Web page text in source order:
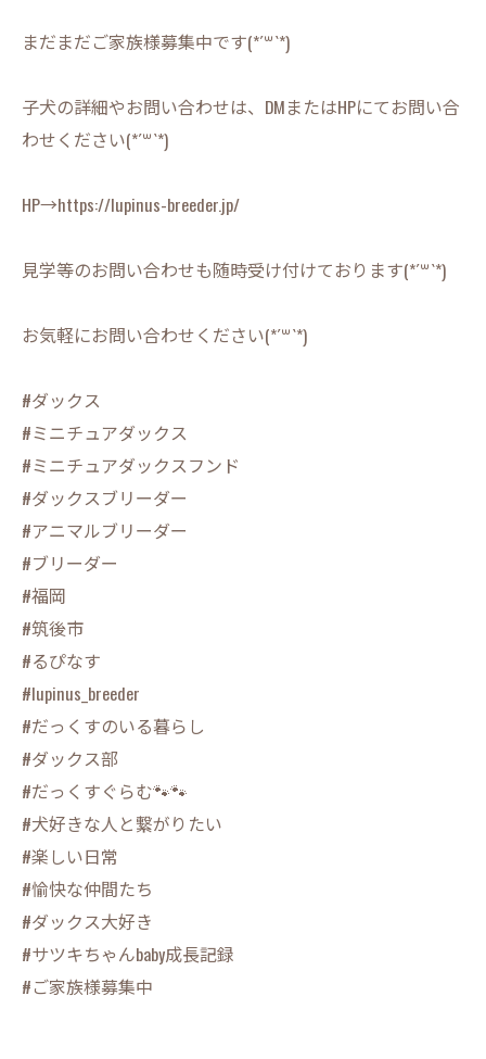
まだまだご家族様募集中です(*´꒳`*)
子犬の詳細やお問い合わせは、DMまたはHPにてお問い合
わせください(*´꒳`*)
HP→https://lupinus-breeder.jp/
見学等のお問い合わせも随時受け付けております(*´꒳`*)
お気軽にお問い合わせください(*´꒳`*)
#ダックス
#ミニチュアダックス
#ミニチュアダックスフンド
#ダックスブリーダー
#アニマルブリーダー
#ブリーダー
#福岡
#筑後市
#るぴなす
#lupinus_breeder
#だっくすのいる暮らし
#ダックス部
#だっくすぐらむ🐾🐾
#犬好きな人と繋がりたい
#楽しい日常
#愉快な仲間たち
#ダックス大好き
#サツキちゃんbaby成長記録
#ご家族様募集中